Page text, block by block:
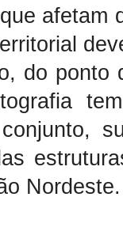
afetam
do ponto
Nordeste.